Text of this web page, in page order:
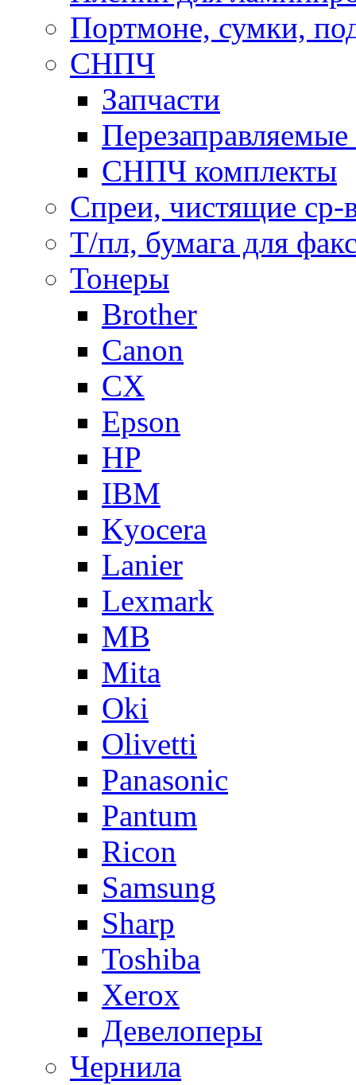
Портмоне, сумки,
СНПЧ
Запчасти
Перезаправляемые
СНПЧ комплекты
Спреи, чистящие ср-
Т/пл, бумага для
Тонеры
Brother
Canon
CX
Epson
HP
IBM
Kyocera
Lanier
Lexmark
MB
Mita
Oki
Olivetti
Panasonic
Pantum
Ricon
Samsung
Sharp
Toshiba
Xerox
Девелоперы
Чернила